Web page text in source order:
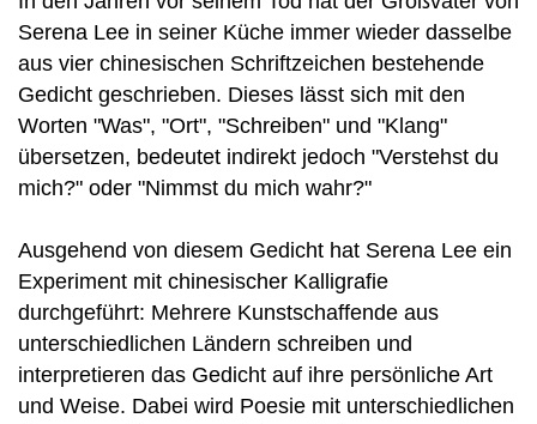
Serena Lee in seiner Küche immer wieder dasselbe
aus vier chinesischen Schriftzeichen bestehende
Gedicht geschrieben. Dieses lässt sich mit den
Worten "Was", "Ort", "Schreiben" und "Klang"
übersetzen, bedeutet indirekt jedoch "Verstehst du
mich?" oder "Nimmst du mich wahr?"
Ausgehend von diesem Gedicht hat Serena Lee ein
Experiment mit chinesischer Kalligrafie
durchgeführt: Mehrere Kunstschaffende aus
unterschiedlichen Ländern schreiben und
interpretieren das Gedicht auf ihre persönliche Art
und Weise. Dabei wird Poesie mit unterschiedlichen